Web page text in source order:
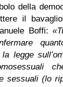
della
il
Boffi:
legge
sessuali (lo